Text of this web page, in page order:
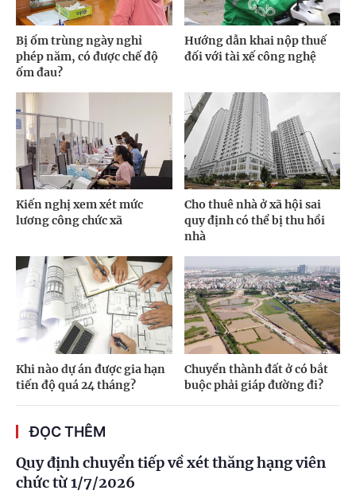
Bị ốm trùng ngày nghỉ
phép năm, có được chế độ
ốm đau?
Hướng dẫn khai nộp thuế
đối với tài xế công nghệ
Kiến nghị xem xét mức
lương công chức xã
Cho thuê nhà ở xã hội sai
quy định có thể bị thu hồi
nhà
Khi nào dự án được gia hạn
tiến độ quá 24 tháng?
Chuyển thành đất ở có bắt
buộc phải giáp đường đi?
ĐỌC THÊM
Quy định chuyển tiếp về xét thăng hạng viên
chức từ 1/7/2026